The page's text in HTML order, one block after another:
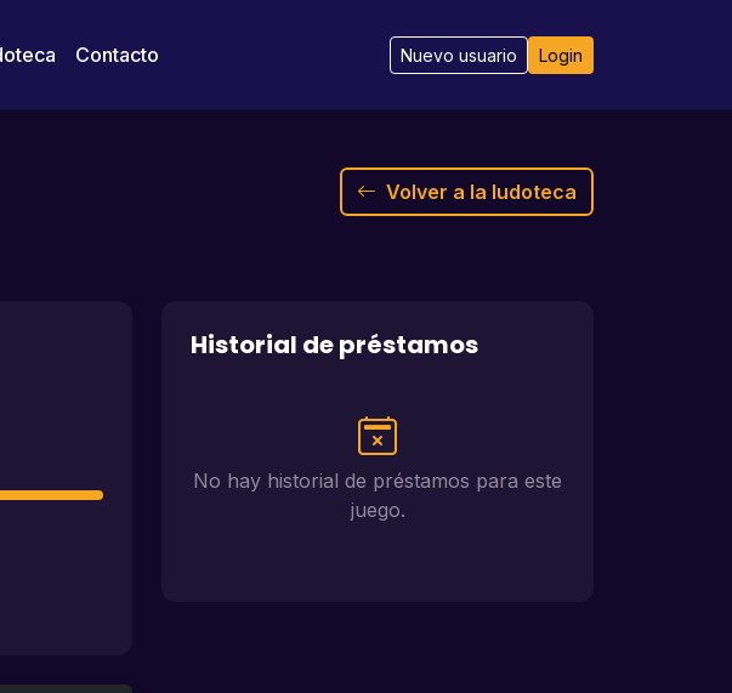
Contacto Nuevo usuario Login
Volver a la ludoteca
Historial de préstamos
No hay historial de préstamos para este
juego.